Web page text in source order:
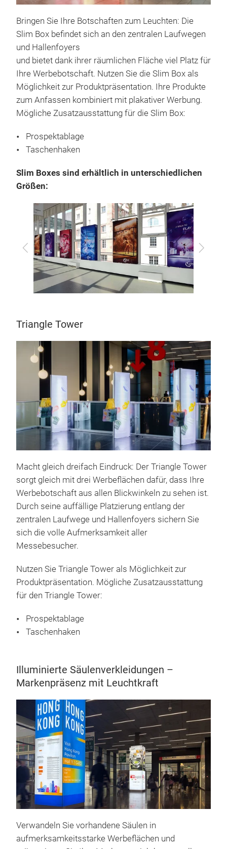
Bringen Sie Ihre Botschaften zum Leuchten: Die
Slim Box befindet sich an den zentralen Laufwegen
und Hallenfoyers
und bietet dank ihrer räumlichen Fläche viel Platz für
Ihre Werbebotschaft. Nutzen Sie die Slim Box als
Möglichkeit zur Produktpräsentation. Ihre Produkte
zum Anfassen kombiniert mit plakativer Werbung.
Mögliche Zusatzausstattung für die Slim Box:
Prospektablage
Taschenhaken
Slim Boxes sind erhältlich in unterschiedlichen
Größen:
Zurück Vor
Triangle Tower
Macht gleich dreifach Eindruck: Der Triangle Tower
sorgt gleich mit drei Werbeflächen dafür, dass Ihre
Werbebotschaft aus allen Blickwinkeln zu sehen ist.
Durch seine auffällige Platzierung entlang der
zentralen Laufwege und Hallenfoyers sichern Sie
sich die volle Aufmerksamkeit aller
Messebesucher.
Nutzen Sie Triangle Tower als Möglichkeit zur
Produktpräsentation. Mögliche Zusatzausstattung
für den Triangle Tower:
Prospektablage
Taschenhaken
Illuminierte Säulenverkleidungen –
Markenpräsenz mit Leuchtkraft
Verwandeln Sie vorhandene Säulen in
aufmerksamkeitsstarke Werbeflächen und